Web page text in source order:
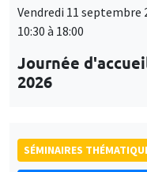
Vendredi 11 septembre
10:30 à 18:00
Journée
2026
SÉMINAIRES